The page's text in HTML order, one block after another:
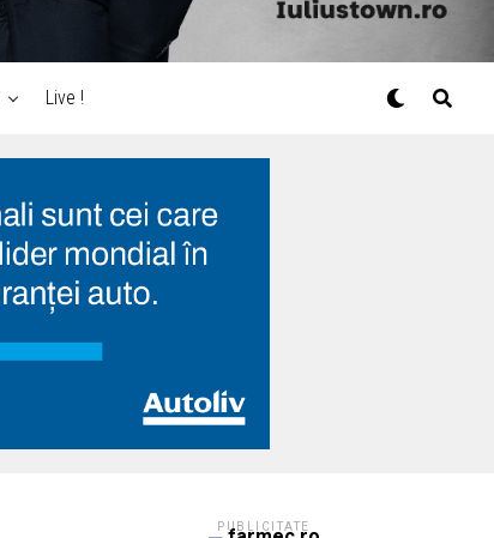
Live !
PUBLICITATE